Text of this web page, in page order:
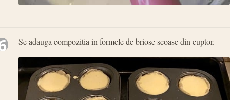
Se adauga compozitia in formele de briose scoase din cuptor.